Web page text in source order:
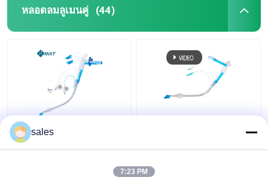
หลอดลมลูเมนคู่ (44)
ICU Double Lumen
Cuffed Tracheostomy
sales
7:23 PM